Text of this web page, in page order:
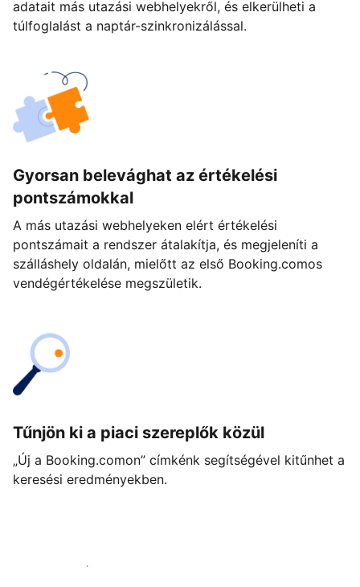
adatait más utazási webhelyekről, és elkerülheti a
túlfoglalást a naptár-szinkronizálással.
Gyorsan belevághat az értékelési
pontszámokkal
A más utazási webhelyeken elért értékelési
pontszámait a rendszer átalakítja, és megjeleníti a
szálláshely oldalán, mielőtt az első Booking.comos
vendégértékelése megszületik.
Tűnjön ki a piaci szereplők közül
„Új a Booking.comon” címkénk segítségével kitűnhet a
keresési eredményekben.
Vágjon bele még ma